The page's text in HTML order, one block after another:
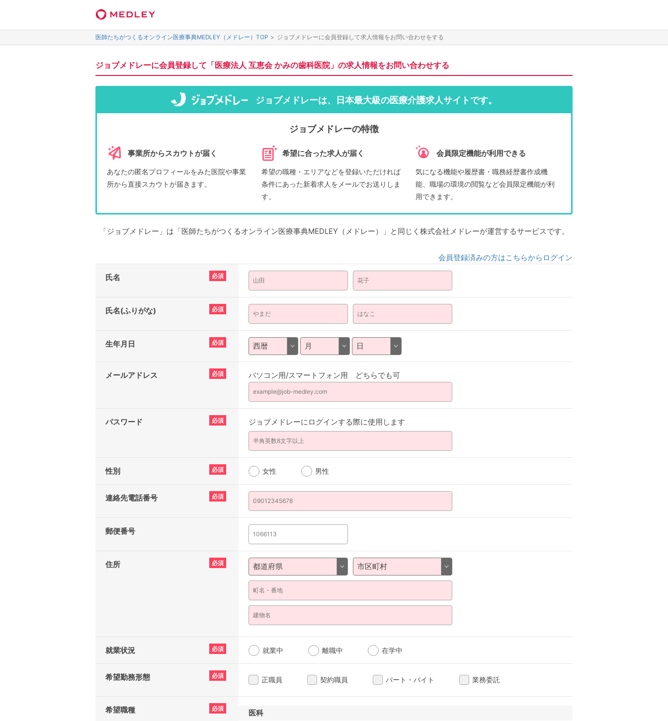
医師たちがつくるオンライン医療事典MEDLEY（メドレー）TOP > ジョブメドレーに会員登録して求人情報をお問い合わせをする
ジョブメドレーに会員登録して「医療法人 互恵会 かみの歯科医院」の求人情報をお問い合わせする
ジョブメドレーは、日本最大級の医療介護求人サイトです。
ジョブメドレーの特徴
事業所からスカウトが届く
あなたの匿名プロフィールをみた医院や事業
所から直接スカウトが届きます。
希望に合った求人が届く
希望の職種・エリアなどを登録いただければ
条件にあった新着求人をメールでお送りしま
す。
会員限定機能が利用できる
気になる機能や履歴書・職務経歴書作成機
能、職場の環境の閲覧など会員限定機能が利
用できます。
「ジョブメドレー」は「医師たちがつくるオンライン医療事典MEDLEY（メドレー）」と同じく株式会社メドレーが運営するサービスです。
会員登録済みの方はこちらからログイン
氏名 必須
氏名(ふりがな) 必須
生年月日 必須
メールアドレス 必須 パソコン用/スマートフォン用 どちらでも可
パスワード 必須 ジョブメドレーにログインする際に使用します
性別 必須 女性 男性
連絡先電話番号 必須
郵便番号
住所 必須
就業状況 必須 就業中 離職中 在学中
希望勤務形態 必須 正職員 契約職員 パート・バイト 業務委託
希望職種 必須 医科